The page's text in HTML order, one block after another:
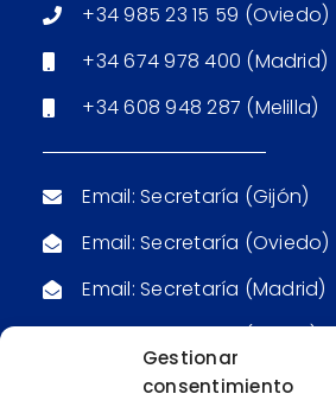
Gestionar
consentimiento
+34 985 23 15 59 (Oviedo)
+34 674 978 400 (Madrid)
+34 608 948 287 (Melilla)
Email: Secretaría (Gijón)
Email: Secretaría (Oviedo)
Email: Secretaría (Madrid)
Email: Secretaría (Melilla)